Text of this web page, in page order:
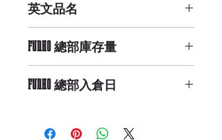
英文品名
Voorhees
FUNKO 總部庫存量
FUNKO 總部入倉日